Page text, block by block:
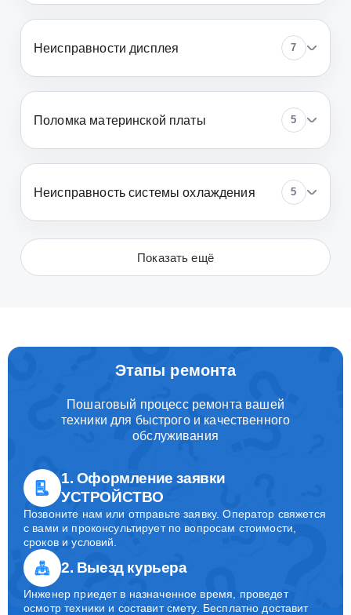
Неисправности дисплея 7
Поломка материнской платы 5
Неисправность системы охлаждения 5
Показать ещё
Этапы ремонта
Пошаговый процесс ремонта вашей
техники для быстрого и качественного
обслуживания
1. Оформление заявки
УСТРОЙСТВО
Позвоните нам или отправьте заявку. Оператор свяжется
с вами и проконсультирует по вопросам стоимости,
сроков и условий.
2. Выезд курьера
Инженер приедет в назначенное время, проведет
осмотр техники и составит смету. Бесплатно доставит